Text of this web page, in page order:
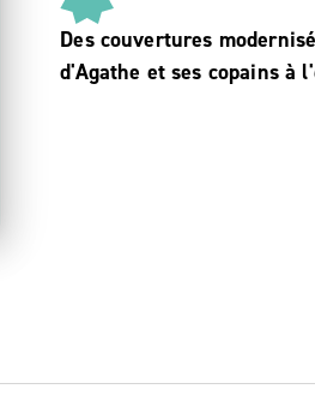
Des couvertures
d'Agathe et ses copains à